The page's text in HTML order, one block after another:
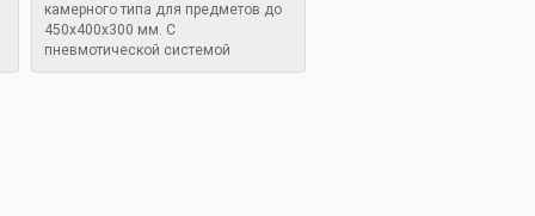
камерного типа для предметов до
450х400х300 мм. С
пневмотической системой
прижимания крышки. Мощность: 1,2